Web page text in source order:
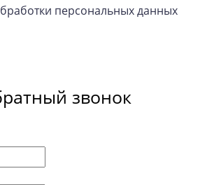
персональных данных
звонок